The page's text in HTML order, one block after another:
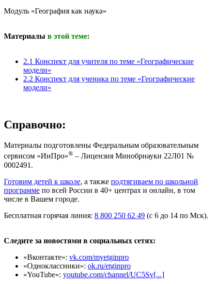
Модуль «География как наука»
Материалы в этой теме:
2.1 Конспект для учителя по теме «Географические
модели»
2.2 Конспект для ученика по теме «Географические
модели»
Справочно:
Материалы подготовлены Федеральным образовательным
сервисом «ИнПро»® – Лицензия Минобрнауки 22Л01 №
0002491.
Готовим детей к школе, а также подтягиваем по школьной
программе по всей России в 40+ центрах и онлайн, в том
числе в Вашем городе.
Бесплатная горячая линия: 8 800 250 62 49 (с 6 до 14 по Мск).
Следите за новостями в социальных сетях:
«Вконтакте»: vk.com/myetginpro
«Одноклассники»: ok.ru/etginpro
«YouTube»: youtube.com/channel/UC5Sv[...]